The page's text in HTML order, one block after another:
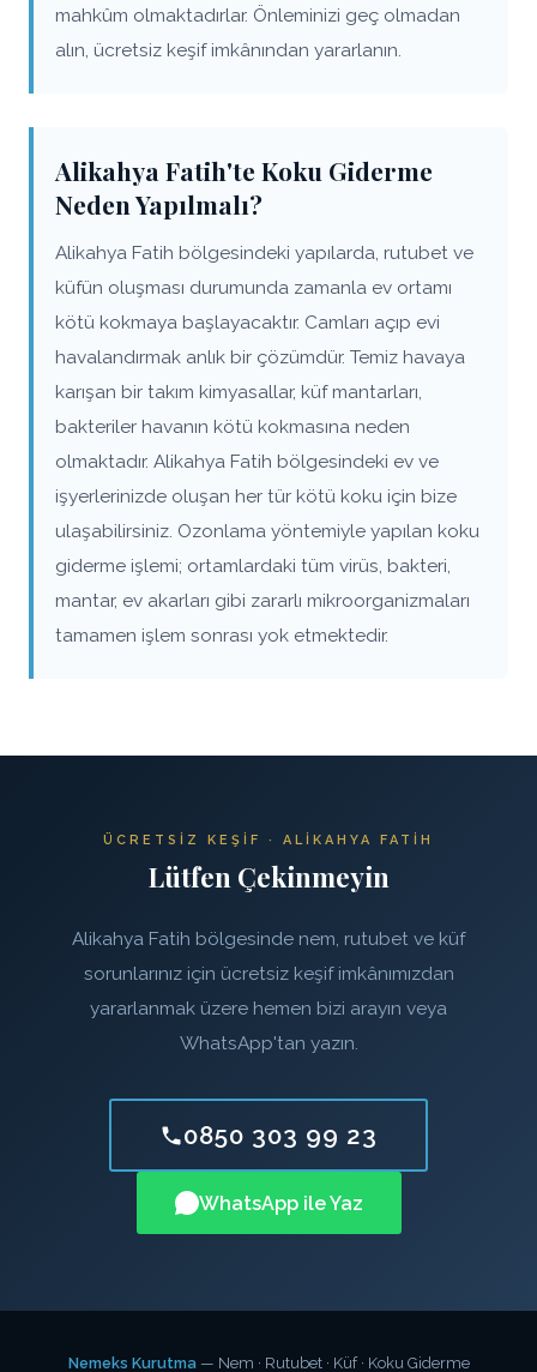
mahkûm olmaktadırlar. Önleminizi geç olmadan
alın, ücretsiz keşif imkânından yararlanın.
Alikahya Fatih'te Koku Giderme
Neden Yapılmalı?
Alikahya Fatih bölgesindeki yapılarda, rutubet ve
küfün oluşması durumunda zamanla ev ortamı
kötü kokmaya başlayacaktır. Camları açıp evi
havalandırmak anlık bir çözümdür. Temiz havaya
karışan bir takım kimyasallar, küf mantarları,
bakteriler havanın kötü kokmasına neden
olmaktadır. Alikahya Fatih bölgesindeki ev ve
işyerlerinizde oluşan her tür kötü koku için bize
ulaşabilirsiniz. Ozonlama yöntemiyle yapılan koku
giderme işlemi; ortamlardaki tüm virüs, bakteri,
mantar, ev akarları gibi zararlı mikroorganizmaları
tamamen işlem sonrası yok etmektedir.
ÜCRETSIZ KEŞIF · ALIKAHYA FATIH
Lütfen Çekinmeyin
Alikahya Fatih bölgesinde nem, rutubet ve küf
sorunlarınız için ücretsiz keşif imkânımızdan
yararlanmak üzere hemen bizi arayın veya
WhatsApp'tan yazın.
0850 303 99 23
WhatsApp ile Yaz
Nemeks Kurutma— Nem · Rutubet · Küf · Koku Giderme